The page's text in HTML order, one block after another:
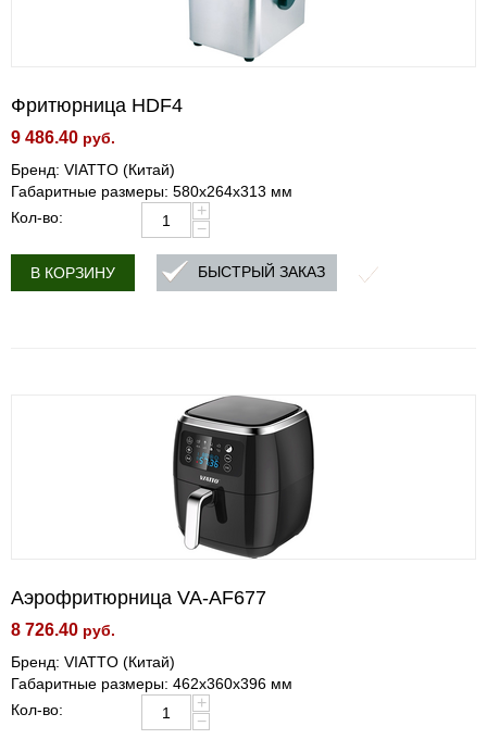
Фритюрница HDF4
9 486.40 руб.
Бренд: VIATTO (Китай)
Габаритные размеры: 580x264x313 мм
Кол-во:
+
−
В КОРЗИНУ БЫСТРЫЙ ЗАКАЗ
Аэрофритюрница VA-AF677
8 726.40 руб.
Бренд: VIATTO (Китай)
Габаритные размеры: 462x360x396 мм
Кол-во:
+
−